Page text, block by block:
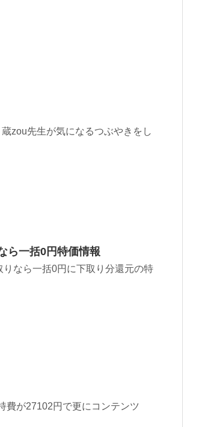
zou先生が気になるつぶやきをし
ら一括0円特価情報
なら一括0円に下取り分還元の特
費が27102円で更にコンテンツ